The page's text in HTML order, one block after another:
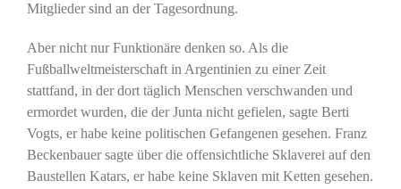
Mitglieder sind an der Tagesordnung.
Aber nicht nur Funktionäre denken so. Als die
Fußballweltmeisterschaft in Argentinien zu einer Zeit
stattfand, in der dort täglich Menschen verschwanden und
ermordet wurden, die der Junta nicht gefielen, sagte Berti
Vogts, er habe keine politischen Gefangenen gesehen. Franz
Beckenbauer sagte über die offensichtliche Sklaverei auf den
Baustellen Katars, er habe keine Sklaven mit Ketten gesehen.